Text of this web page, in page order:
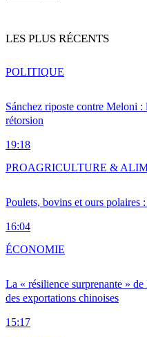
LES PLUS RÉCENTS
Sánchez riposte contre Meloni :
rétorsion
19:18
POLITIQUE
Poulets, bovins et ours polaires
16:04
PROAGRICULTURE &
La « résilience surprenante »
des exportations chinoises
15:17
ÉCONOMIE